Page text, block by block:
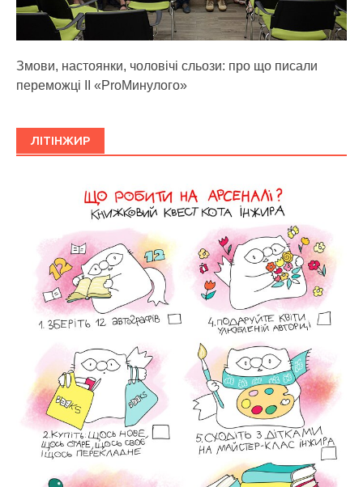
Змови, настоянки, чоловічі сльози: про що писали
переможці ІІ «ProМинулого»
ЛІТІНЖИР